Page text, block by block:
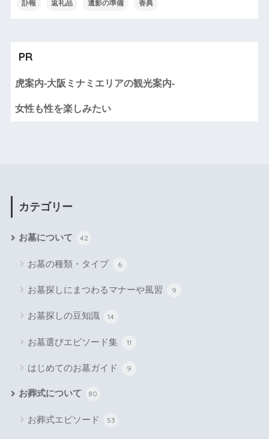
訃報 返礼品 遺影の準備 香典
PR
虎案内-大阪ミナミエリアの観光案内-
女性も性を楽しみたい
カテゴリー
お墓について 42
お墓の種類・タイプ 6
お墓探しにまつわるマナーや風習 9
お墓探しの豆知識 14
お墓選びエピソード集 11
はじめてのお墓ガイド 9
お葬式について 80
お葬式エピソード 53